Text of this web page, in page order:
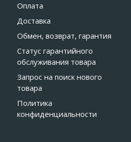
Оплата
Доставка
Обмен, возврат, гарантия
Статус гарантийного
обслуживания товара
Запрос на поиск нового
товара
Политика
конфиденциальности